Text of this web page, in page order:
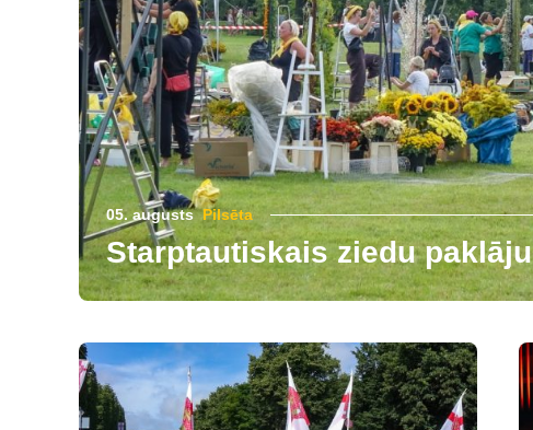
05. augusts Pilsēta
Starptautiskais ziedu